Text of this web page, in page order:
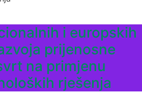
i europskih
prijenosne
na primjenu
rješenja